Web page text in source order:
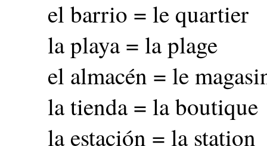
el barrio = le quartier
la playa = la plage
el almacén = le
la tienda = la boutique
la estación = la station